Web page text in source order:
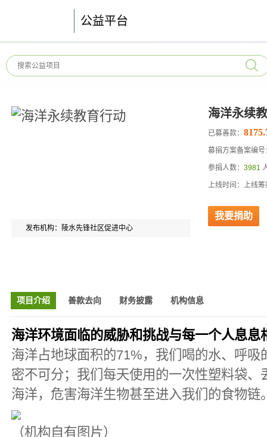
公益平台
海洋永续
发布机构：陵水先锋社区促进中心
已募善款：
募捐方案备案编
参捐人数： 3981
上线时间：上线
我要捐助
项目介绍 善款去向 财务披露 机构信息
海洋环境面临的威胁和挑战与每一个人息息
海洋占地球面积的71%，我们喝的水、呼
密不可分；我们每天使用的一次性塑料袋
海洋，危害海洋生物甚至进入我们的食物链
（机构自有图片）